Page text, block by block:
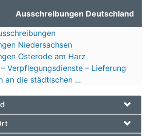
Ausschreibungen Deutschland
Niedersachsen
Osterode am Harz
Verpflegungsdienste – Lieferung
an die städtischen ...